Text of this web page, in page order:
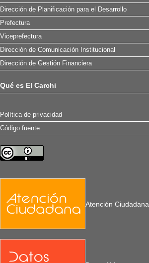
Dirección de Planificación para el Desarrollo
Prefectura
Viceprefectura
Dirección de Comunicación Institucional
Dirección de Gestión Financiera
Qué es El Carchi
Política de privacidad
Código fuente
Atención Ciudadana